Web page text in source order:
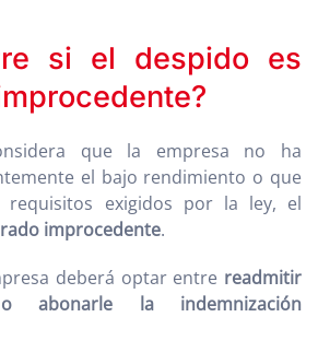
si el despido es
que la empresa no ha
el bajo rendimiento o que
exigidos por la ley, el
improcedente.
deberá optar entre readmitir
abonarle la indemnización